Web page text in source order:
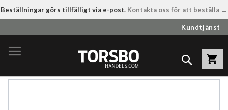
Beställningar görs tillfälligt via e-post. Kontakta oss för att beställa →
till
innehållet
Kundtjänst
Sök